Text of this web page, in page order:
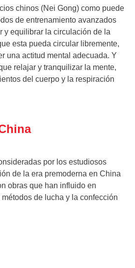
chinos (Nei Gong) como puede
de entrenamiento avanzados
y equilibrar la circulación de la
esta pueda circular libremente,
una actitud mental adecuada. Y
relajar y tranquilizar la mente,
del cuerpo y la respiración
por los estudiosos
de la era premoderna en China
obras que han influido en
de lucha y la confección